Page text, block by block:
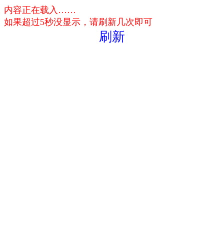
内容正在载入……
如果超过5秒没显示，请刷新几次即可
刷新